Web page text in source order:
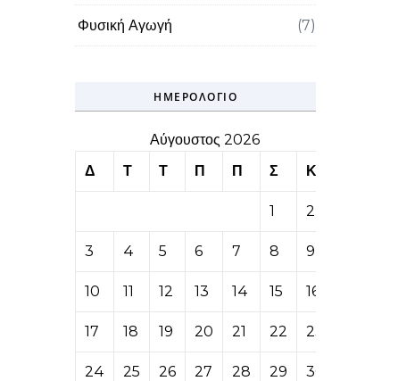
Φυσική Αγωγή (7)
ΗΜΕΡΟΛΌΓΙΟ
Αύγουστος 2026
Δ
Τ Τ Π Π Σ Κ
1 2
3 4 5 6 7 8 9
10 11 12 13 14 15 16
17 18 19 20 21 22 23
24 25 26 27 28 29 30